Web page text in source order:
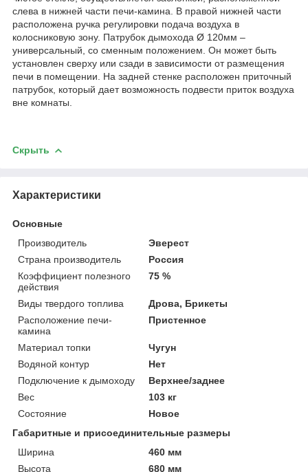
слева в нижней части печи-камина. В правой нижней части
расположена ручка регулировки подача воздуха в
колосниковую зону. Патрубок дымохода Ø 120мм –
универсальный, со сменным положением. Он может быть
установлен сверху или сзади в зависимости от размещения
печи в помещении. На задней стенке расположен приточный
патрубок, который дает возможность подвести приток воздуха
вне комнаты.
Скрыть
Характеристики
Основные
Производитель
Эверест
Страна производитель
Россия
Коэффициент полезного
действия
75 %
Виды твердого топлива
Дрова, Брикеты
Расположение печи-
камина
Пристенное
Материал топки
Чугун
Водяной контур
Нет
Подключение к дымоходу
Верхнее/заднее
Вес
103 кг
Состояние
Новое
Габаритные и присоединительные размеры
Ширина
460 мм
Высота
680 мм